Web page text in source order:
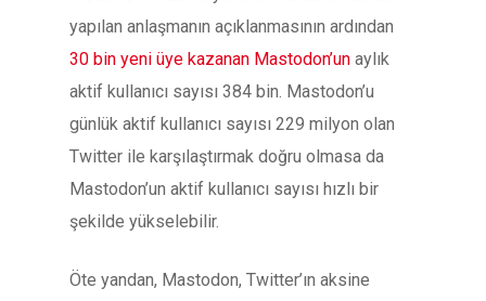
yapılan anlaşmanın açıklanmasının ardından
30 bin yeni üye kazanan Mastodon’un aylık
aktif kullanıcı sayısı 384 bin. Mastodon’u
günlük aktif kullanıcı sayısı 229 milyon olan
Twitter ile karşılaştırmak doğru olmasa da
Mastodon’un aktif kullanıcı sayısı hızlı bir
şekilde yükselebilir.
Öte yandan, Mastodon, Twitter’ın aksine